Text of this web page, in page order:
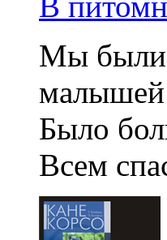
Мы были
малышей
Было
Всем